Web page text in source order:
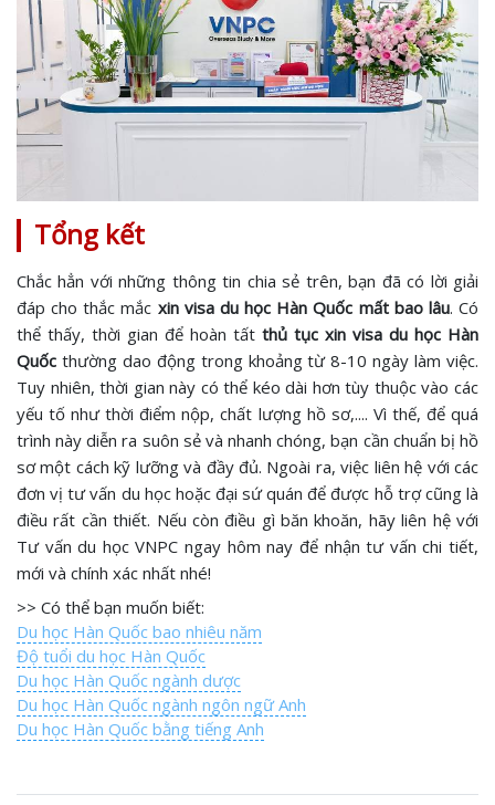
Tổng kết
Chắc hẳn với những thông tin chia sẻ trên, bạn đã có lời giải
đáp cho thắc mắc xin visa du học Hàn Quốc mất bao lâu. Có
thể thấy, thời gian để hoàn tất thủ tục xin visa du học Hàn
Quốc thường dao động trong khoảng từ 8-10 ngày làm việc.
Tuy nhiên, thời gian này có thể kéo dài hơn tùy thuộc vào các
yếu tố như thời điểm nộp, chất lượng hồ sơ,.... Vì thế, để quá
trình này diễn ra suôn sẻ và nhanh chóng, bạn cần chuẩn bị hồ
sơ một cách kỹ lưỡng và đầy đủ. Ngoài ra, việc liên hệ với các
đơn vị tư vấn du học hoặc đại sứ quán để được hỗ trợ cũng là
điều rất cần thiết. Nếu còn điều gì băn khoăn, hãy liên hệ với
Tư vấn du học VNPC ngay hôm nay để nhận tư vấn chi tiết,
mới và chính xác nhất nhé!
>> Có thể bạn muốn biết:
Du học Hàn Quốc bao nhiêu năm
Độ tuổi du học Hàn Quốc
Du học Hàn Quốc ngành dược
Du học Hàn Quốc ngành ngôn ngữ Anh
Du học Hàn Quốc bằng tiếng Anh